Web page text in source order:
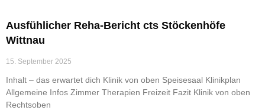
Ausfühlicher Reha-Bericht cts Stöckenhöfe
Wittnau
15. September 2025
Inhalt – das erwartet dich Klinik von oben Speisesaal Klinikplan
Allgemeine Infos Zimmer Therapien Freizeit Fazit Klinik von oben
Rechtsoben